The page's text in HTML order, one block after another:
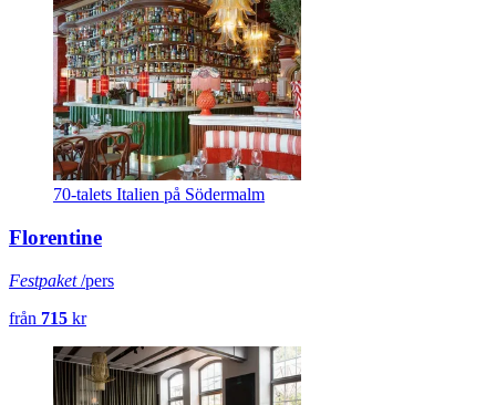
70-talets Italien på Södermalm
Florentine
Festpaket/pers
från 715 kr